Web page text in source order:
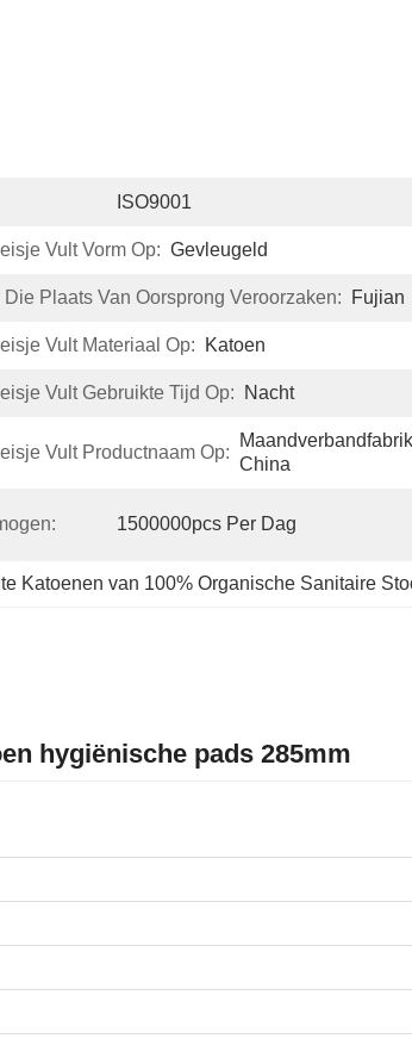
ISO9001
Vult Vorm Op: Gevleugeld
Plaats Van Oorsprong Veroorzaken: Fujian
Vult Materiaal Op: Katoen
Vult Gebruikte Tijd Op: Nacht
Vult Productnaam Op:
China
1500000pcs Per Dag
Katoenen van 100% Organische Sanitaire
hygiënische pads 285mm